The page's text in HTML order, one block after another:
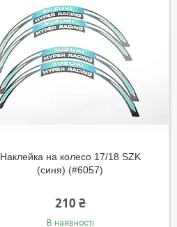
Наклейка на колесо 17/18 SZK
(синя) (#6057)
210 ₴
В наявності